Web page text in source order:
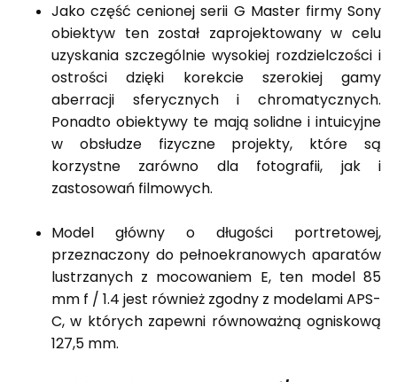
Jako część cenionej serii G Master firmy Sony
obiektyw ten został zaprojektowany w celu
uzyskania szczególnie wysokiej rozdzielczości i
ostrości dzięki korekcie szerokiej gamy
aberracji sferycznych i chromatycznych.
Ponadto obiektywy te mają solidne i intuicyjne
w obsłudze fizyczne projekty, które są
korzystne zarówno dla fotografii, jak i
zastosowań filmowych.
Model główny o długości portretowej,
przeznaczony do pełnoekranowych aparatów
lustrzanych z mocowaniem E, ten model 85
mm f / 1.4 jest również zgodny z modelami APS-
C, w których zapewni równoważną ogniskową
127,5 mm.